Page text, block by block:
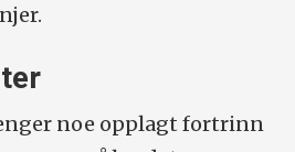
854 liter, pluss frunk på
noe opplagt fortrinn